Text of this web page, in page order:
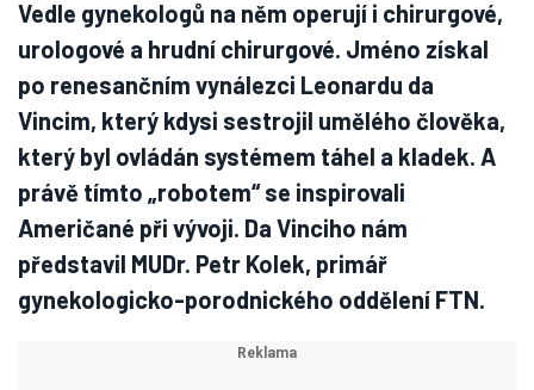
Vedle gynekologů na něm operují i chirurgové,
urologové a hrudní chirurgové. Jméno získal
po renesančním vynálezci Leonardu da
Vincim, který kdysi sestrojil umělého člověka,
který byl ovládán systémem táhel a kladek. A
právě tímto „robotem“ se inspirovali
Američané při vývoji. Da Vinciho nám
představil MUDr. Petr Kolek, primář
gynekologicko-porodnického oddělení FTN.